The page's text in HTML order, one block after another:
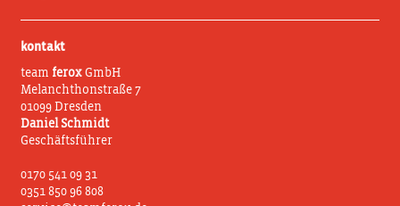
kontakt
team ferox GmbH
Melanchthonstraße 7
01099 Dresden
Daniel Schmidt
Geschäftsführer
0170 541 09 31
0351 850 96 808